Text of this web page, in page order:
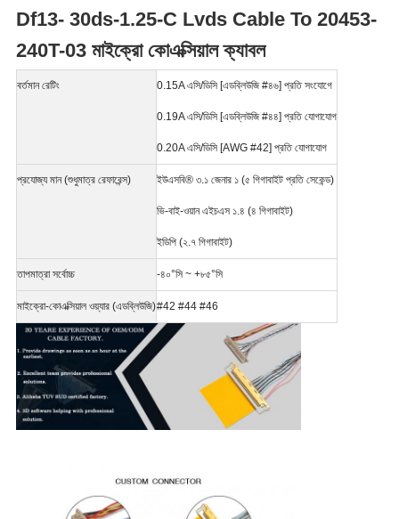
গোপনীয়তা
নীতি
Df13- 30ds-1.25-C Lvds Cable To 20453-
240T-03 মাইক্রো কোএক্সিয়াল ক্যাবল
বর্তমান রেটিং 0.15A এসি/ডিসি [এডব্লিউজি #৪৬] প্রতি সংযোগে
0.19A এসি/ডিসি [এডব্লিউজি #৪৪] প্রতি যোগাযোগ
0.20A এসি/ডিসি [AWG #42] প্রতি যোগাযোগ
প্রযোজ্য মান (শুধুমাত্র রেফারেন্স) ইউএসবি® ৩.১ জেনার ১ (৫ গিগাবাইট প্রতি সেকেন্ড)
ভি-বাই-ওয়ান এইচএস ১.৪ (৪ গিগাবাইট)
ইডিপি (২.৭ গিগাবাইট)
তাপমাত্রা সর্বোচ্চ -৪০°সি ~ +৮৫°সি
মাইক্রো-কোএক্সিয়াল ওয়্যার (এডব্লিউজি)#42 #44 #46